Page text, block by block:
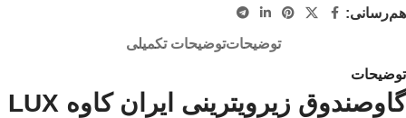
هم‌رسانی:
توضیحاتتوضیحات تکمیلی
توضیحات
گاوصندوق زیرویترینی ایران کاوه LUX